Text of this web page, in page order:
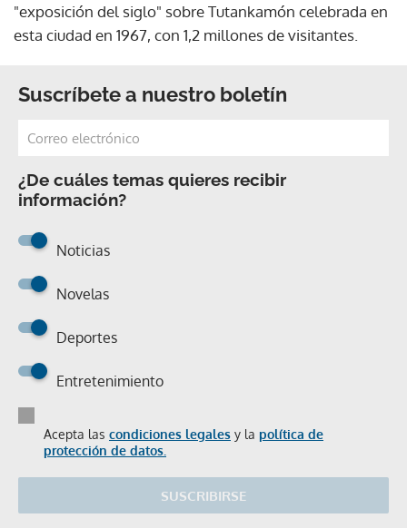
"exposición del siglo" sobre Tutankamón celebrada en
esta ciudad en 1967, con 1,2 millones de visitantes.
Suscríbete a nuestro boletín
¿De cuáles temas quieres recibir
información?
Noticias
Novelas
Deportes
Entretenimiento
Acepta las condiciones legales y la política de
protección de datos.
SUSCRIBIRSE